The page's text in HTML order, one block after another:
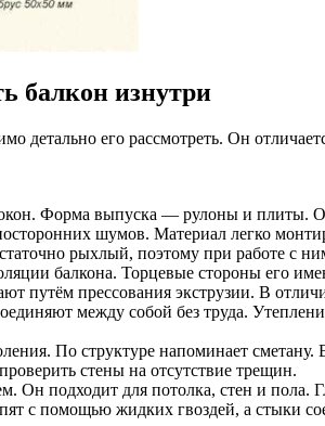
балкон изнутри
детально его рассмотреть. Он
Форма выпуска — рулоны и плиты.
шумов. Материал легко
рыхлый, поэтому при работе с
балкона. Торцевые стороны его
путём прессования экструзии. В
между собой без труда.
По структуре напоминает
стены на отсутствие трещин.
подходит для потолка, стен и пола.
с помощью жидких гвоздей, а стыки